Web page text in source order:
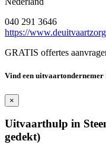
040 291 3646
https://
GRATIS offertes
Vind een uitvaartondernemer
×
Uitvaarthulp in
gedekt)